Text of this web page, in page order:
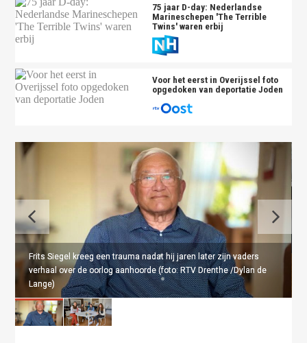
75 jaar D-day: Nederlandse
Marineschepen 'The Terrible
Twins' waren erbij
Voor het eerst in Overijssel foto
opgedoken van deportatie Joden
Frits Siegel kreeg een trauma nadat hij jaren later zijn vaders
verhaal over de oorlog aanhoorde (foto: RTV Drenthe /Dylan de
Lange)
Frits Siegel kreeg een trauma nadat hij jaren later zijn vaders
verhaal over de oorlog aanhoorde (foto: RTV Drenthe /Dylan de
Lange)